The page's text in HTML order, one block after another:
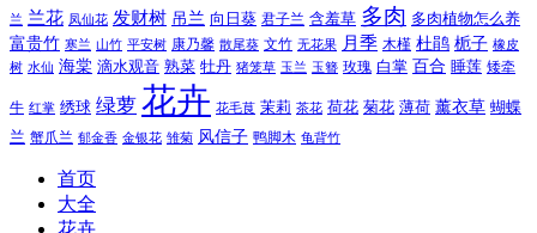
兰 兰花 凤仙花 发财树 吊兰 向日葵 君子兰 含羞草 多肉 多肉植物怎么养
富贵竹 寒兰 山竹 平安树 康乃馨 散尾葵 文竹 无花果 月季 木槿 杜鹃 栀子 橡皮
树 水仙 海棠 滴水观音 熟菜 牡丹 猪笼草 玉兰 玉簪 玫瑰 白掌 百合 睡莲 矮牵
牛 红掌 绣球 绿萝 花卉 花毛茛 茉莉 茶花 荷花 菊花 薄荷 薰衣草 蝴蝶
兰 蟹爪兰 郁金香 金银花 雏菊 风信子 鸭脚木 龟背竹
首页
大全
花卉